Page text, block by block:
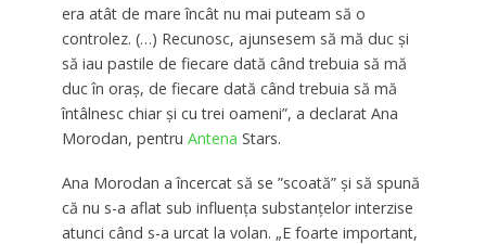
era atât de mare încât nu mai puteam să o
controlez. (…) Recunosc, ajunsesem să mă duc și
să iau pastile de fiecare dată când trebuia să mă
duc în oraș, de fiecare dată când trebuia să mă
întâlnesc chiar și cu trei oameni”, a declarat Ana
Morodan, pentru Antena Stars.
Ana Morodan a încercat să se ”scoată” și să spună
că nu s-a aflat sub influența substanțelor interzise
atunci când s-a urcat la volan. „E foarte important,